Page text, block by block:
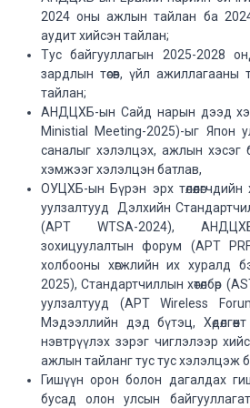
2024 оны ажлын тайлан ба
аудит хийсэн тайлан;
Тус байгууллагын 2025-2028
зардлын төсөв, үйл ажиллагааны
тайлан;
АНДЦХБ-ын Сайд нарын дээд
Ministial Meeting-2025)-ыг Япон
саналыг хэлэлцэх, ажлын хэсэг
хэмжээг хэлэлцэн батлав,
ОУЦХБ-ын Бүрэн эрх
уулзалтууд Дэлхийн
(APT WTSA-2024),
зохицуулалтын форум (APT
холбооны хөгжлийн их хуралд
2025), Стандартчиллын хөтөлбөр
уулзалтууд (APT Wireless
Мэдээллийн дэд бүтэц,
нэвтрүүлэх зэрэг чиглэлээр
ажлын тайланг тус тус хэлэлцэж
Гишүүн орон болон дагалдах
бусад олон улсын